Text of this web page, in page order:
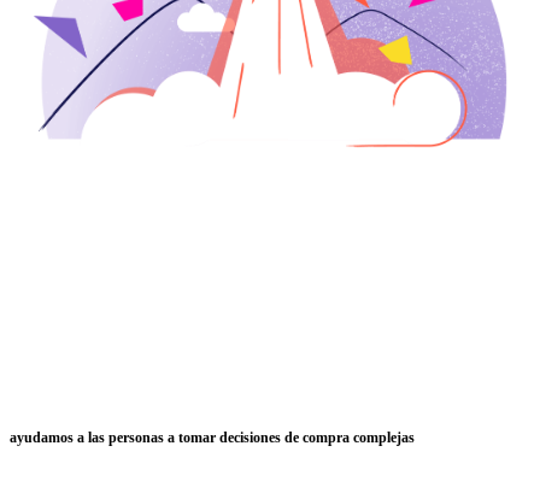
ayudamos a las personas a tomar decisiones de compra complejas